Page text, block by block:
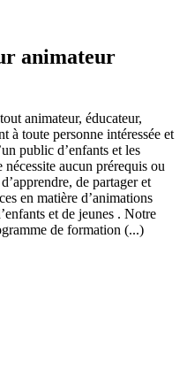
animateur
animateur, éducateur,
à toute personne intéressée et
public d’enfants et les
aucun prérequis ou
de partager et
en matière d’animations
et de jeunes . Notre
de formation (...)